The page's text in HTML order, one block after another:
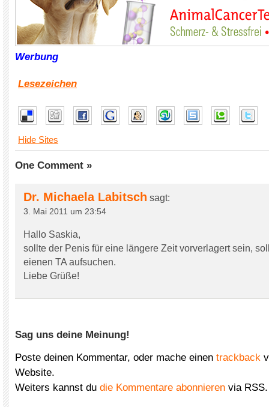
Werbung
Lesezeichen
Hide Sites
One Comment »
Dr. Michaela Labitsch sagt:
3. Mai 2011 um 23:54
Hallo Saskia,
sollte der Penis für eine längere Zeit vorverlagert sein,
eienen TA aufsuchen.
Liebe Grüße!
Sag uns deine Meinung!
Poste deinen Kommentar, oder mache einen trackback
Website.
Weiters kannst du die Kommentare abonnieren via RSS.